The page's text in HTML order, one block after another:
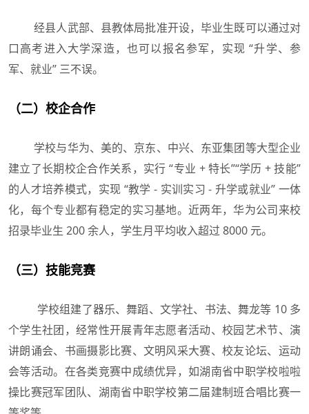
经县人武部、县教体局批准开设，毕业生既可以通过对
口高考进入大学深造，也可以报名参军，实现 “升学、参
军、就业” 三不误。
（二）校企合作
学校与华为、美的、京东、中兴、东亚集团等大型企业
建立了长期校企合作关系，实行 “专业 + 特长”“学历 + 技能”
的人才培养模式，实现 “教学 - 实训实习 - 升学或就业” 一体
化，每个专业都有稳定的实习基地。近两年，华为公司来校
招录毕业生 200 余人，学生月平均收入超过 8000 元。
（三）技能竞赛
学校组建了器乐、舞蹈、文学社、书法、舞龙等 10 多
个学生社团，经常性开展青年志愿者活动、校园艺术节、演
讲朗诵会、书画摄影比赛、文明风采大赛、校友论坛、运动
会等活动。在各类竞赛中成绩优异，如湖南省中职学校啦啦
操比赛冠军团队、湖南省中职学校第二届建制班合唱比赛一